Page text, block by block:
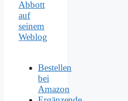
Abbott
auf
seinem
Weblog
Bestellen
bei
Amazon